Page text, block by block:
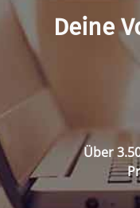
Deine
Über